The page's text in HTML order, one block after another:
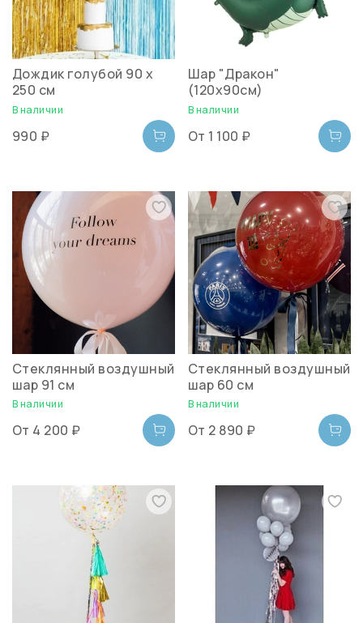
Дождик голубой 90 х
250 см
В наличии
990 ₽
Шар "Дракон"
(120х90см)
В наличии
От 1 100 ₽
Стеклянный воздушный
шар 91 см
В наличии
От 4 200 ₽
Стеклянный воздушный
шар 60 см
В наличии
От 2 890 ₽